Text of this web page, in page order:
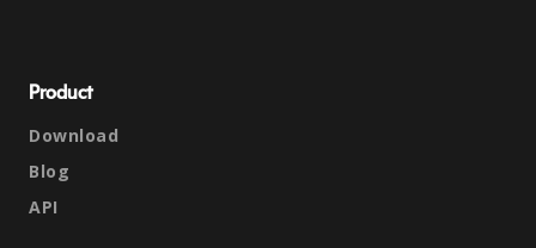
Product
Download
Blog
API